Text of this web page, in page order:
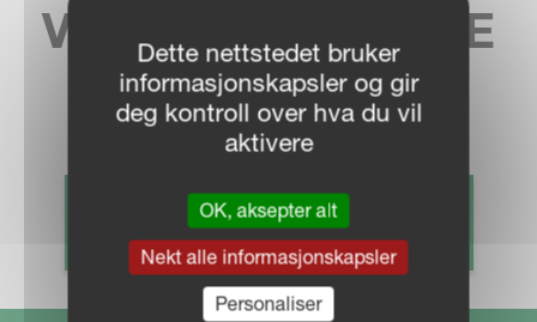
VELG DITT LOKALE
FELLESKJØP
FINN DIN FORHANDLER
Dette nettstedet bruker
informasjonskapsler og gir
deg kontroll over hva du vil
aktivere
OK, aksepter alt
Nekt alle informasjonskapsler
Personaliser